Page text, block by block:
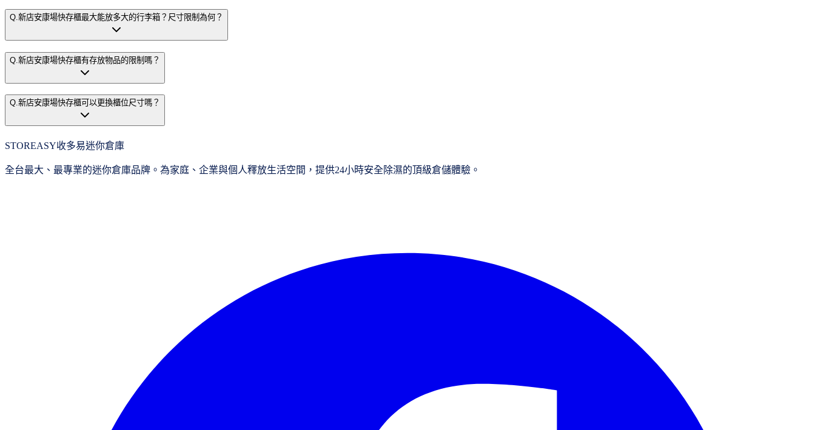
Q.新店安康場快存櫃最大能放多大的行李箱？尺寸限制為何？
Q. 新店安康場快存櫃有存放物品的限制嗎？
Q.新店安康場快存櫃可以更換櫃位尺寸嗎？
STOREASY收多易迷你倉庫
全台最大、最專業的迷你倉庫品牌。為家庭、企業與個人釋放生活空間，提供24小時安全除濕的頂級倉儲體驗。